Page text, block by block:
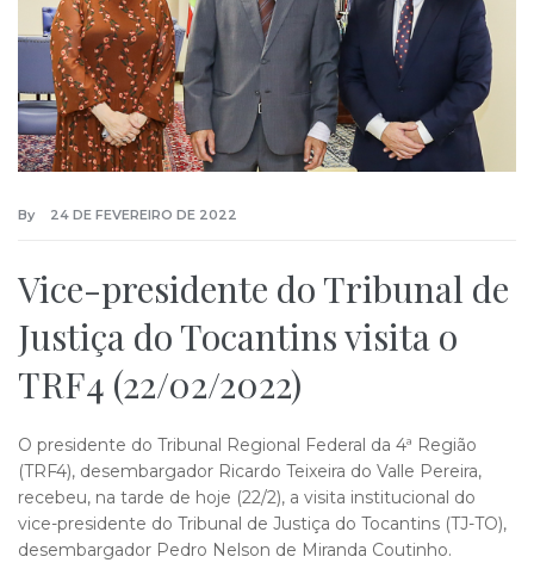
By 24 DE FEVEREIRO DE 2022
Vice-presidente do Tribunal de
Justiça do Tocantins visita o
TRF4 (22/02/2022)
O presidente do Tribunal Regional Federal da 4ª Região
(TRF4), desembargador Ricardo Teixeira do Valle Pereira,
recebeu, na tarde de hoje (22/2), a visita institucional do
vice-presidente do Tribunal de Justiça do Tocantins (TJ-TO),
desembargador Pedro Nelson de Miranda Coutinho.